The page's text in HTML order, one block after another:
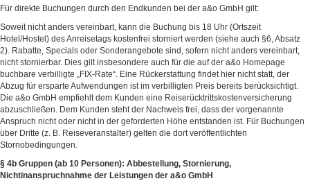
Für direkte Buchungen durch den Endkunden bei der a&o GmbH gilt:
Soweit nicht anders vereinbart, kann die Buchung bis 18 Uhr (Ortszeit
Hotel/Hostel) des Anreisetags kostenfrei storniert werden (siehe auch §6, Absatz
2). Rabatte, Specials oder Sonderangebote sind, sofern nicht anders vereinbart,
nicht stornierbar. Dies gilt insbesondere auch für die auf der a&o Homepage
buchbare verbilligte „FIX-Rate“. Eine Rückerstattung findet hier nicht statt, der
Abzug für ersparte Aufwendungen ist im verbilligten Preis bereits berücksichtigt.
Die a&o GmbH empfiehlt dem Kunden eine Reiserücktrittskostenversicherung
abzuschließen. Dem Kunden steht der Nachweis frei, dass der vorgenannte
Anspruch nicht oder nicht in der geforderten Höhe entstanden ist. Für Buchungen
über Dritte (z. B. Reiseveranstalter) gelten die dort veröffentlichten
Stornobedingungen.
§ 4b Gruppen (ab 10 Personen): Abbestellung, Stornierung,
Nichtinanspruchnahme der Leistungen der a&o GmbH